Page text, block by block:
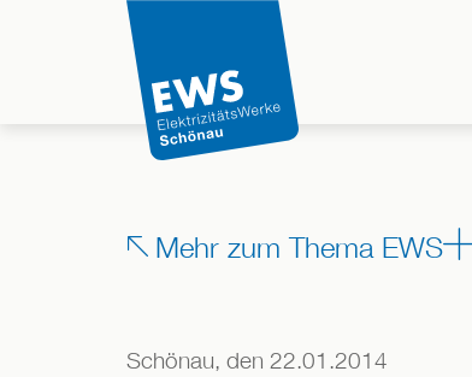
Mehr zum Thema EWS
Schönau, den 22.01.2014